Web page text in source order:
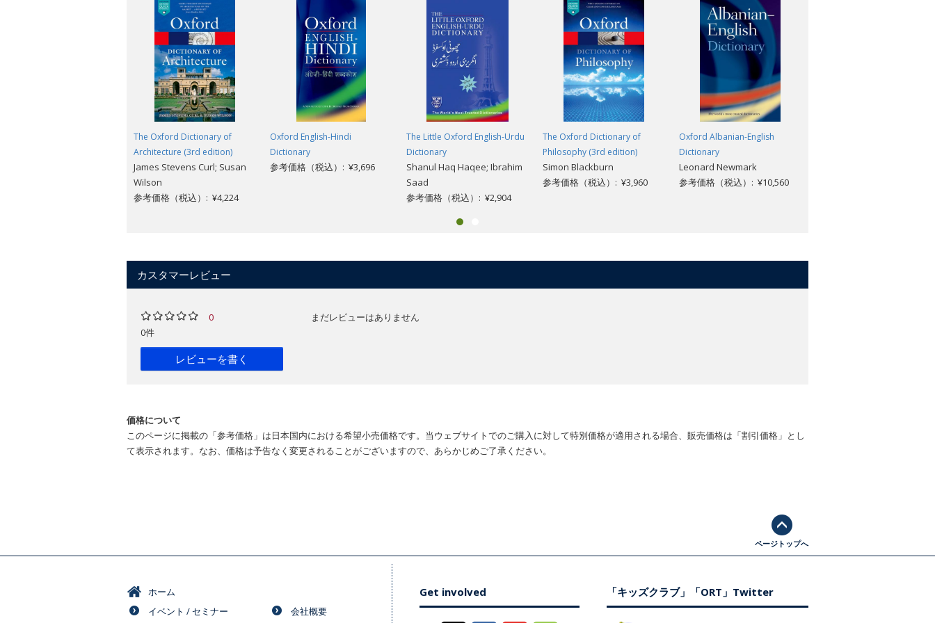
The Oxford Dictionary of
Architecture (3rd edition)
James Stevens Curl; Susan
Wilson
参考価格（税込）: ¥4,224
Oxford English-Hindi
Dictionary
参考価格（税込）: ¥3,696
The Little Oxford English-Urdu
Dictionary
Shanul Haq Haqee; Ibrahim
Saad
参考価格（税込）: ¥2,904
The Oxford Dictionary of
Philosophy (3rd edition)
Simon Blackburn
参考価格（税込）: ¥3,960
Oxford Albanian-English
Dictionary
Leonard Newmark
参考価格（税込）: ¥10,560
カスタマーレビュー
0
0件
レビューを書く
まだレビューはありません
価格について
このページに掲載の「参考価格」は日本国内における希望小売価格です。当ウェブサイトでのご購入に対して特別価格が適用される場合、販売価格は「割引価格」とし
て表示されます。なお、価格は予告なく変更されることがございますので、あらかじめご了承ください。
ページトップへ
ホーム
イベント / セミナー
会社概要
Get involved 「キッズクラブ」「ORT」Twitter